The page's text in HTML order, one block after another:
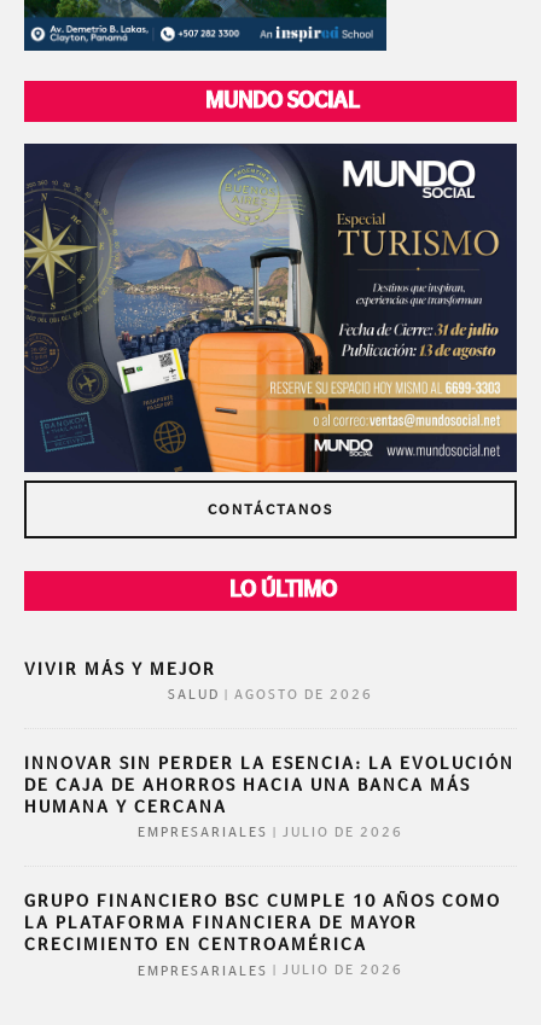
MUNDO SOCIAL
CONTÁCTANOS
LO ÚLTIMO
VIVIR MÁS Y MEJOR
SALUD AGOSTO DE 2026
INNOVAR SIN PERDER LA ESENCIA: LA EVOLUCIÓN
DE CAJA DE AHORROS HACIA UNA BANCA MÁS
HUMANA Y CERCANA
EMPRESARIALES JULIO DE 2026
GRUPO FINANCIERO BSC CUMPLE 10 AÑOS COMO
LA PLATAFORMA FINANCIERA DE MAYOR
CRECIMIENTO EN CENTROAMÉRICA
EMPRESARIALES JULIO DE 2026